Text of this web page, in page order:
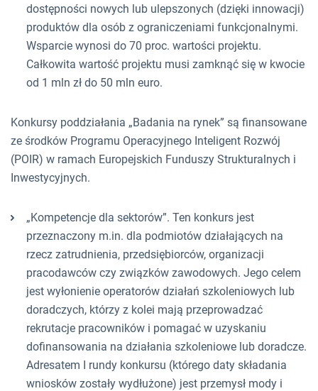
dostępności nowych lub ulepszonych (dzięki innowacji)
produktów dla osób z ograniczeniami funkcjonalnymi.
Wsparcie wynosi do 70 proc. wartości projektu.
Całkowita wartość projektu musi zamknąć się w kwocie
od 1 mln zł do 50 mln euro.
Konkursy poddziałania „Badania na rynek” są finansowane
ze środków Programu Operacyjnego Inteligent Rozwój
(POIR) w ramach Europejskich Funduszy Strukturalnych i
Inwestycyjnych.
„Kompetencje dla sektorów”. Ten konkurs jest
przeznaczony m.in. dla podmiotów działających na
rzecz zatrudnienia, przedsiębiorców, organizacji
pracodawców czy związków zawodowych. Jego celem
jest wyłonienie operatorów działań szkoleniowych lub
doradczych, którzy z kolei mają przeprowadzać
rekrutacje pracowników i pomagać w uzyskaniu
dofinansowania na działania szkoleniowe lub doradcze.
Adresatem I rundy konkursu (którego daty składania
wniosków zostały wydłużone) jest przemysł mody i